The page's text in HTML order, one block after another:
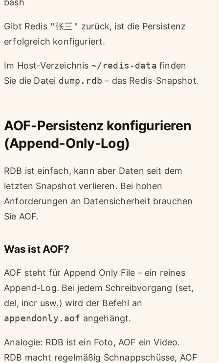
bash
Gibt Redis "张三" zurück, ist die Persistenz
erfolgreich konfiguriert.
Im Host-Verzeichnis ~/redis-data finden
Sie die Datei dump.rdb – das Redis-Snapshot.
AOF-Persistenz konfigurieren
(Append-Only-Log)
RDB ist einfach, kann aber Daten seit dem
letzten Snapshot verlieren. Bei hohen
Anforderungen an Datensicherheit brauchen
Sie AOF.
Was ist AOF?
AOF steht für Append Only File – ein reines
Append-Log. Bei jedem Schreibvorgang (set,
del, incr usw.) wird der Befehl an
appendonly.aof angehängt.
Analogie: RDB ist ein Foto, AOF ein Video.
RDB macht regelmäßig Schnappschüsse, AOF